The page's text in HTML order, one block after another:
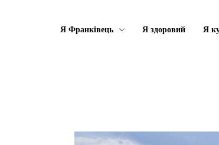
Я Франківець Я здоровий Я